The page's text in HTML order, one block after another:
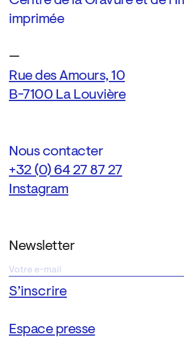
imprimée
—
Rue des Amours, 10
B-7100 La Louvière
Nous contacter
+32 (0) 64 27 87 27
Instagram
Newsletter
Espace presse